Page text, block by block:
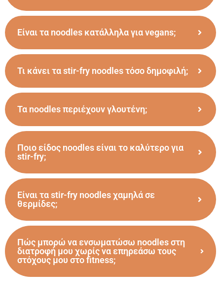
Είναι τα noodles κατάλληλα για vegans;
Τι κάνει τα stir-fry noodles τόσο δημοφιλή;
Τα noodles περιέχουν γλουτένη;
Ποιο είδος noodles είναι το καλύτερο για
stir-fry;
Είναι τα stir-fry noodles χαμηλά σε
θερμίδες;
Πώς μπορώ να ενσωματώσω noodles στη
διατροφή μου χωρίς να επηρεάσω τους
στόχους μου στο fitness;